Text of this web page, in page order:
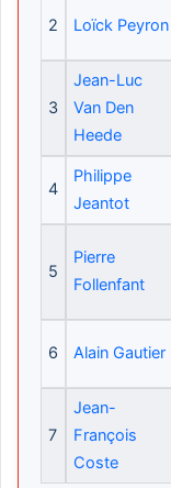
2 Loïck Peyron
3
Jean-Luc
Van Den
Heede
4
Philippe
Jeantot
5
Pierre
Follenfant
6 Alain Gautier
7
Jean-
François
Coste